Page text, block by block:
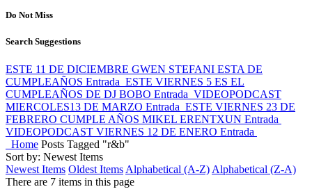
Do Not Miss
Search Suggestions
ESTE 11 DE DICIEMBRE GWEN STEFANI ESTA DE
CUMPLEAÑOS Entrada ESTE VIERNES 5 ES EL
CUMPLEAÑOS DE DJ BOBO Entrada VIDEOPODCAST
MIERCOLES13 DE MARZO Entrada ESTE VIERNES 23 DE
FEBRERO CUMPLE AÑOS MIKEL ERENTXUN Entrada
VIDEOPODCAST VIERNES 12 DE ENERO Entrada
Home Posts Tagged "r&b"
Sort by: Newest Items
Newest Items Oldest Items Alphabetical (A-Z) Alphabetical (Z-A)
There are 7 items in this page